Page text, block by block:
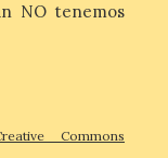
NO tenemos
Commons